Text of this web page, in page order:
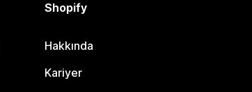
Shopify
Hakkında
Kariyer